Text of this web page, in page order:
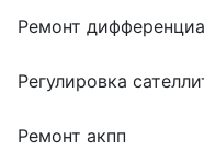
Ремонт
Регулировка
Ремонт акпп